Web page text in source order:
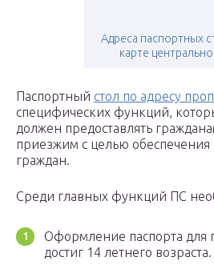
Адреса паспортных
карте
Паспортный стол по адресу
специфических функций,
должен предоставлять
приезжим с целью обеспечения
граждан.
Среди главных функций ПС
Оформление паспорта для
достиг 14 летнего возраста.